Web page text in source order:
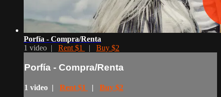
Porfía - Compra/Renta
1 video | Rent $1 | Buy $2
Porfía - Compra/Renta
1 video | Rent $1 | Buy $2